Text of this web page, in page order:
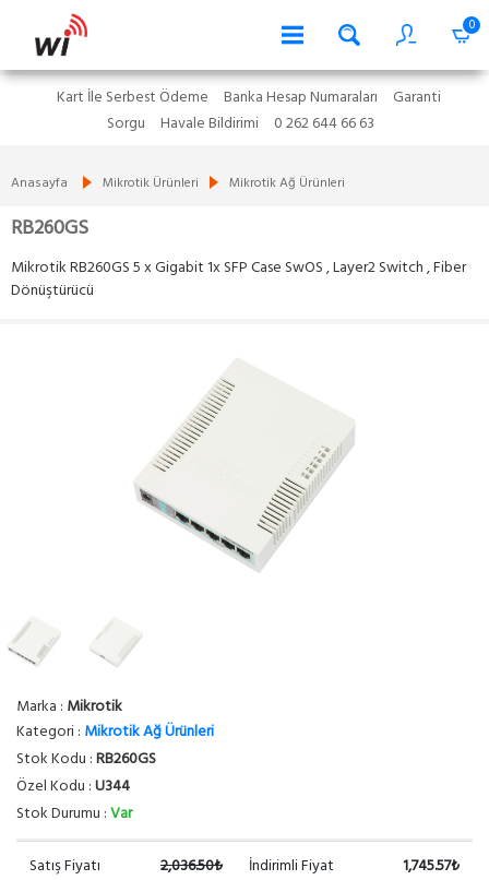
0
Kart İle Serbest Ödeme Banka Hesap Numaraları
Garanti
Sorgu
Havale Bildirimi 0 262 644 66 63
Anasayfa Mikrotik Ürünleri Mikrotik Ağ Ürünleri
RB260GS
Mikrotik RB260GS 5 x Gigabit 1x SFP Case SwOS , Layer2 Switch , Fiber
Dönüştürücü
Marka : Mikrotik
Kategori : Mikrotik Ağ Ürünleri
Stok Kodu :RB260GS
Özel Kodu :U344
Stok Durumu :Var
Satış Fiyatı 2,036.50₺ İndirimli Fiyat 1,745.57₺